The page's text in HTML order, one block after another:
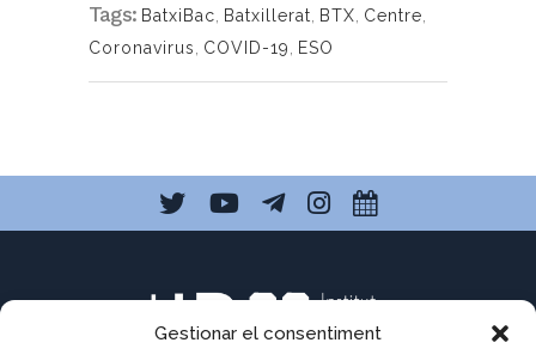
Gestionar el consentiment
Tags: BatxiBac Batxillerat BTX Centre
Coronavirus
COVID-19 ESO